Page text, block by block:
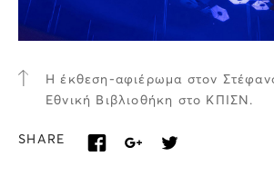
Η έκθεση-αφιέρωμα στον
Εθνική Βιβλιοθήκη στο ΚΠΙΣΝ.
SHARE